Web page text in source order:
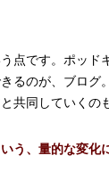
点です。ポッ
るのが、ブロ
共同していくの
、量的な変化